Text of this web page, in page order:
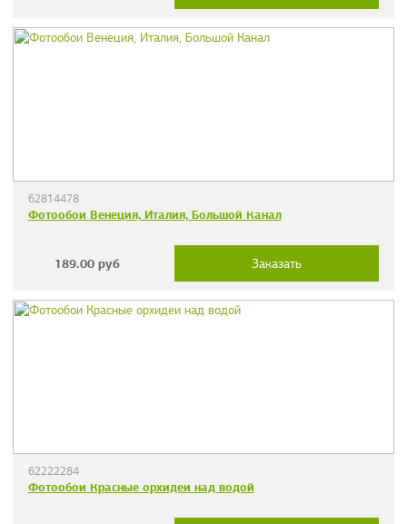
62814478
Фотообои Венеция, Италия, Большой Канал
189.00 руб Заказать
62222284
Фотообои Красные орхидеи над водой